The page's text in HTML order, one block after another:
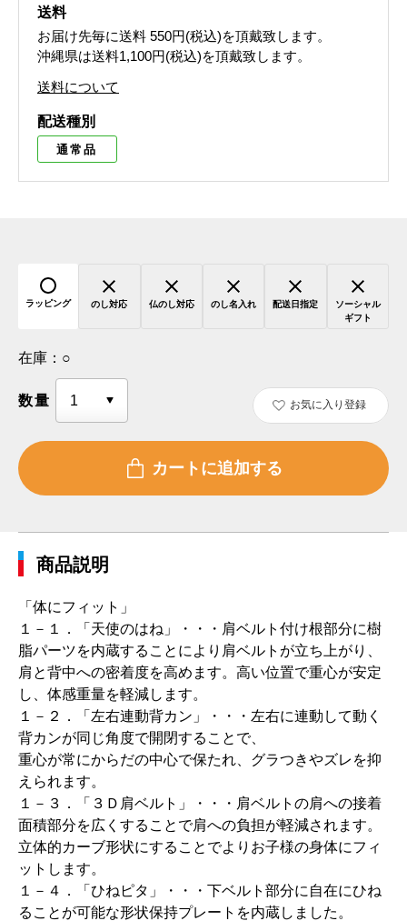
送料
お届け先毎に送料 550円(税込)を頂戴致します。
沖縄県は送料1,100円(税込)を頂戴致します。
送料について
配送種別
通常品
ラッピング のし対応 仏のし対応 のし名入れ 配送日指定
ソーシャル
ギフト
在庫： ○
数量 お気に入り登録
商品説明
「体にフィット」
１－１．「天使のはね」・・・肩ベルト付け根部分に樹
脂パーツを内蔵することにより肩ベルトが立ち上がり、
肩と背中への密着度を高めます。高い位置で重心が安定
し、体感重量を軽減します。
１－２．「左右連動背カン」・・・左右に連動して動く
背カンが同じ角度で開閉することで、
重心が常にからだの中心で保たれ、グラつきやズレを抑
えられます。
１－３．「３Ｄ肩ベルト」・・・肩ベルトの肩への接着
面積部分を広くすることで肩への負担が軽減されます。
立体的カーブ形状にすることでよりお子様の身体にフィ
ットします。
１－４．「ひねピタ」・・・下ベルト部分に自在にひね
ることが可能な形状保持プレートを内蔵しました。